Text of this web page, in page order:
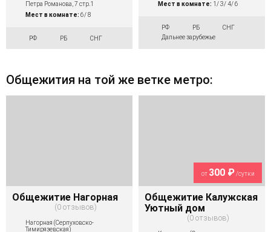
Петра Романова, 7 стр.1
Мест в комнате: 6/ 8
РФ РБ СНГ
Мест в комнате: 1/ 3/ 4/ 6
РФ РБ
СНГ
Дальнее зарубежье
Общежития на той же ветке метро:
Общежитие Нагорная
0 отзывов
Нагорная (Серпуховско-
Тимирязевская)
от 300 ₽/сутки
Общежитие Калужская
Уютный дом
0 отзывов